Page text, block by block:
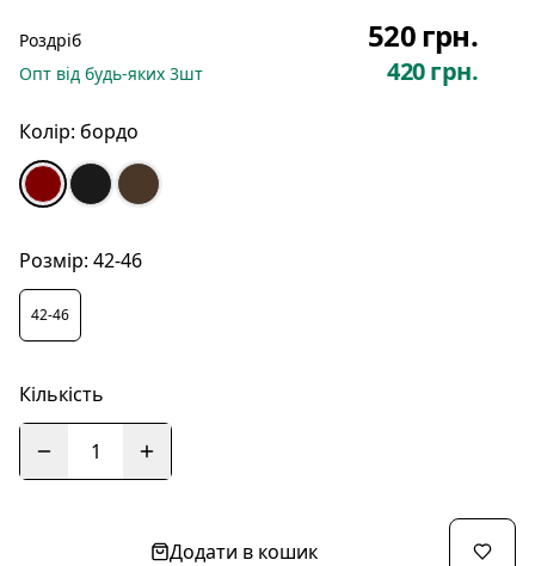
Роздріб 520 грн.
Опт від будь-яких 3шт 420 грн.
Колір: бордо
Розмір: 42-46
42-46
Кількість
1
Додати в кошик